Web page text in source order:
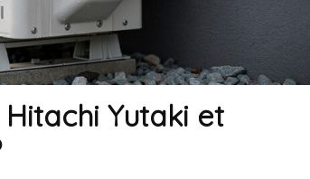
Yutaki et